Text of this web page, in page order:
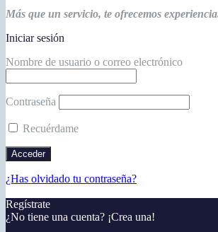
Más que un servicio, te ofrecemos
Iniciar sesión
Nombre de usuario o correo electrónico
Contraseña
Recuérdame
¿Has olvidado tu contraseña?
Regístrate
¿No tiene una cuenta? ¡Crea una!